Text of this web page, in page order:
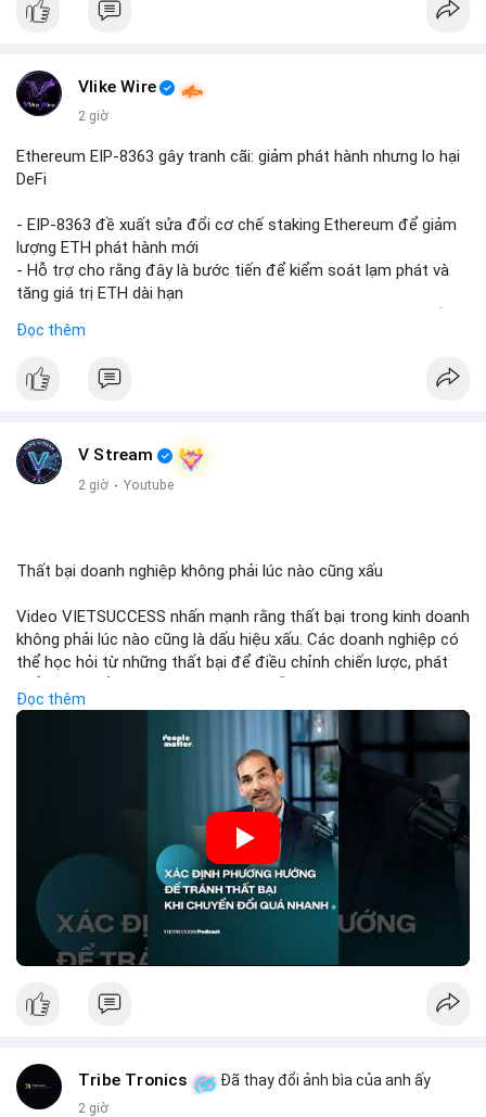
Vlike Wire
2 giờ
Ethereum EIP-8363 gây tranh cãi: giảm phát hành nhưng lo hại
DeFi
- EIP-8363 đề xuất sửa đổi cơ chế staking Ethereum để giảm
lượng ETH phát hành mới
- Hỗ trợ cho rằng đây là bước tiến để kiểm soát lạm phát và
tăng giá trị ETH dài hạn
động lực staking, ảnh hưởng đến bảo mật mạng lưới
tập trung và làm chậm sự tham gia của nhà đầu tư
phát hành và duy trì sức hấp dẫn cho hệ sinh thái
#binancesquare
#cryptonews
#vlikevn #titanbot
📰 Nguồn: Cointelegraph
Đọc thêm
V Stream
2 giờ · Youtube
Thất bại doanh nghiệp không phải lúc nào cũng xấu
Video VIETSUCCESS nhấn mạnh rằng thất bại trong kinh doanh
không phải lúc nào cũng là dấu hiệu xấu. Các doanh nghiệp có
thể học hỏi từ những thất bại để điều chỉnh chiến lược, phát
lĩnh vực tài chính và crypto, hiểu rõ nguyên nhân thất bại giúp
quản lý rủi ro hiệu quả và tránh lặp lại sai lầm. Điều này đặc biệt
quan trọng khi áp dụng vào các mô hình kinh doanh mới hoặc
🎥 Xem video trực tiếp tại:
Nguồn: VIETSUCCESS
Đọc thêm
Tribe Tronics Đã thay đổi ảnh bìa của anh ấy
2 giờ